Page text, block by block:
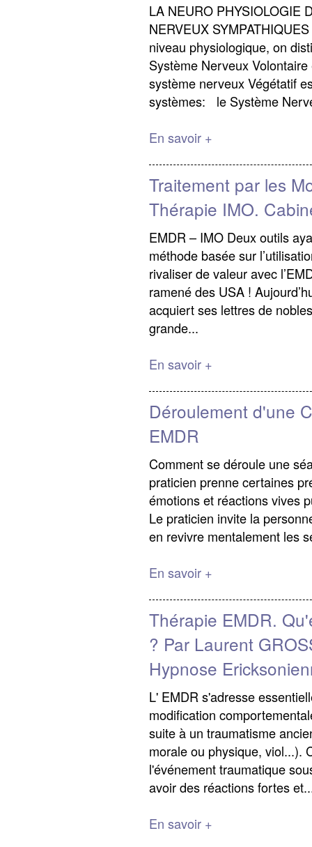
LA NEURO PHYSIOLOGIE
NERVEUX
niveau physiologique, on
Système Nerveux
système nerveux Végétatif
systèmes: le Système
En savoir +
Traitement par les
Thérapie IMO.
EMDR – IMO Deux outils
méthode basée sur
rivaliser de valeur avec
ramené des USA !
acquiert ses lettres de
grande...
En savoir +
Déroulement d'une
EMDR
Comment se déroule une
praticien prenne certaines
émotions et réactions vives
Le praticien invite la
en revivre mentalement les
En savoir +
Thérapie EMDR.
? Par Laurent
Hypnose
L' EMDR s'adresse
modification
suite à un traumatisme
morale ou physique, viol...).
l'événement traumatique
avoir des réactions fortes
En savoir +